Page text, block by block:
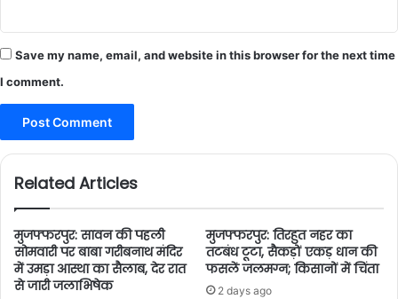
Save my name, email, and website in this browser for the next time
I comment.
Related Articles
मुजफ्फरपुर: सावन की पहली
सोमवारी पर बाबा गरीबनाथ मंदिर
में उमड़ा आस्था का सैलाब, देर रात
से जारी जलाभिषेक
मुजफ्फरपुर: तिरहुत नहर का
तटबंध टूटा, सैकड़ों एकड़ धान की
फसलें जलमग्न; किसानों में चिंता
2 days ago